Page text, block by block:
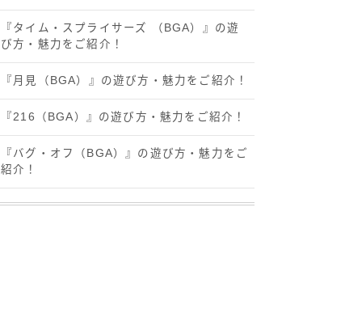
『タイム・スプライサーズ （BGA）』の遊
び方・魅力をご紹介！
『月見（BGA）』の遊び方・魅力をご紹介！
『216（BGA）』の遊び方・魅力をご紹介！
『バグ・オフ（BGA）』の遊び方・魅力をご
紹介！